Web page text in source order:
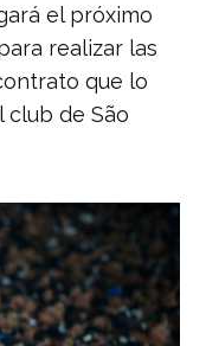
el próximo
realizar las
que lo
club de São